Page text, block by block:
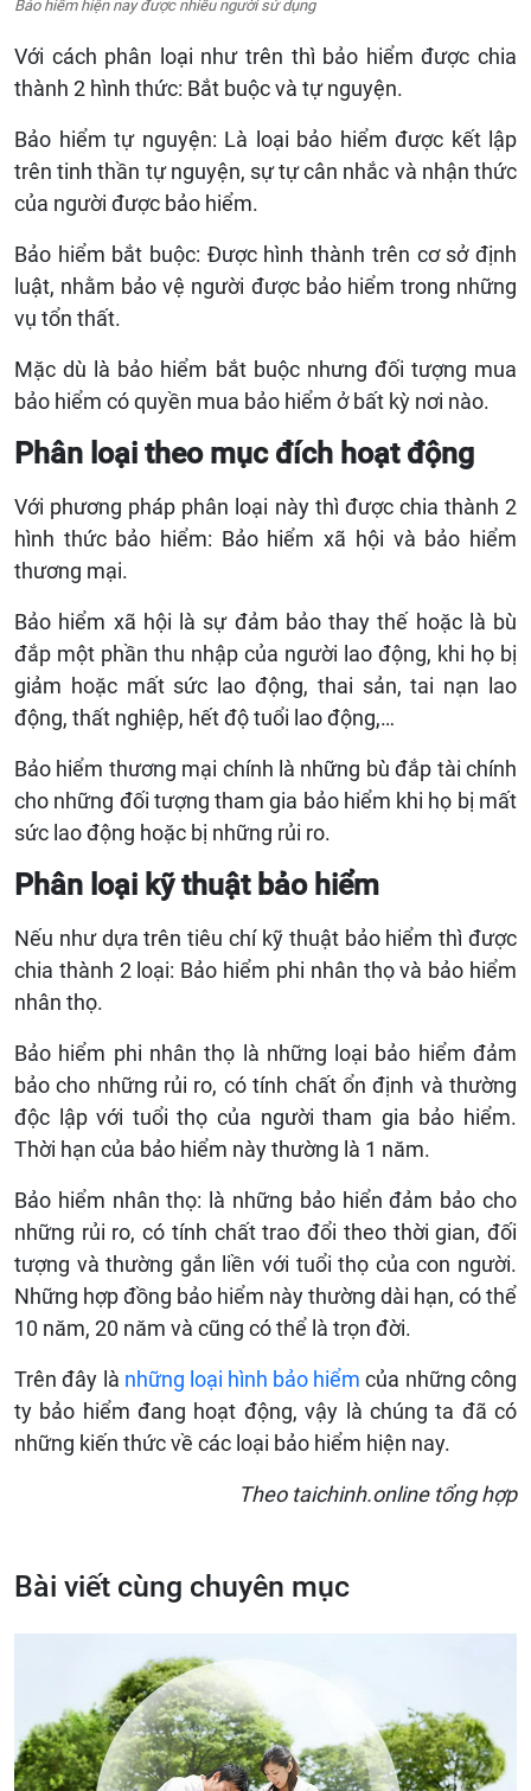
Bảo hiểm hiện nay được nhiều người sử dụng
Với cách phân loại như trên thì bảo hiểm được chia
thành 2 hình thức: Bắt buộc và tự nguyện.
Bảo hiểm tự nguyện: Là loại bảo hiểm được kết lập
trên tinh thần tự nguyện, sự tự cân nhắc và nhận thức
của người được bảo hiểm.
Bảo hiểm bắt buộc: Được hình thành trên cơ sở định
luật, nhằm bảo vệ người được bảo hiểm trong những
vụ tổn thất.
Mặc dù là bảo hiểm bắt buộc nhưng đối tượng mua
bảo hiểm có quyền mua bảo hiểm ở bất kỳ nơi nào.
Phân loại theo mục đích hoạt động
Với phương pháp phân loại này thì được chia thành 2
hình thức bảo hiểm: Bảo hiểm xã hội và bảo hiểm
thương mại.
Bảo hiểm xã hội là sự đảm bảo thay thế hoặc là bù
đắp một phần thu nhập của người lao động, khi họ bị
giảm hoặc mất sức lao động, thai sản, tai nạn lao
động, thất nghiệp, hết độ tuổi lao động,…
Bảo hiểm thương mại chính là những bù đắp tài chính
cho những đối tượng tham gia bảo hiểm khi họ bị mất
sức lao động hoặc bị những rủi ro.
Phân loại kỹ thuật bảo hiểm
Nếu như dựa trên tiêu chí kỹ thuật bảo hiểm thì được
chia thành 2 loại: Bảo hiểm phi nhân thọ và bảo hiểm
nhân thọ.
Bảo hiểm phi nhân thọ là những loại bảo hiểm đảm
bảo cho những rủi ro, có tính chất ổn định và thường
độc lập với tuổi thọ của người tham gia bảo hiểm.
Thời hạn của bảo hiểm này thường là 1 năm.
Bảo hiểm nhân thọ: là những bảo hiển đảm bảo cho
những rủi ro, có tính chất trao đổi theo thời gian, đối
tượng và thường gắn liền với tuổi thọ của con người.
Những hợp đồng bảo hiểm này thường dài hạn, có thể
10 năm, 20 năm và cũng có thể là trọn đời.
Trên đây là những loại hình bảo hiểm của những công
ty bảo hiểm đang hoạt động, vậy là chúng ta đã có
những kiến thức về các loại bảo hiểm hiện nay.
Theo taichinh.online tổng hợp
Bài viết cùng chuyên mục